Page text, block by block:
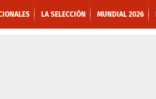
LA SELECCIÓN MUNDIAL 2026